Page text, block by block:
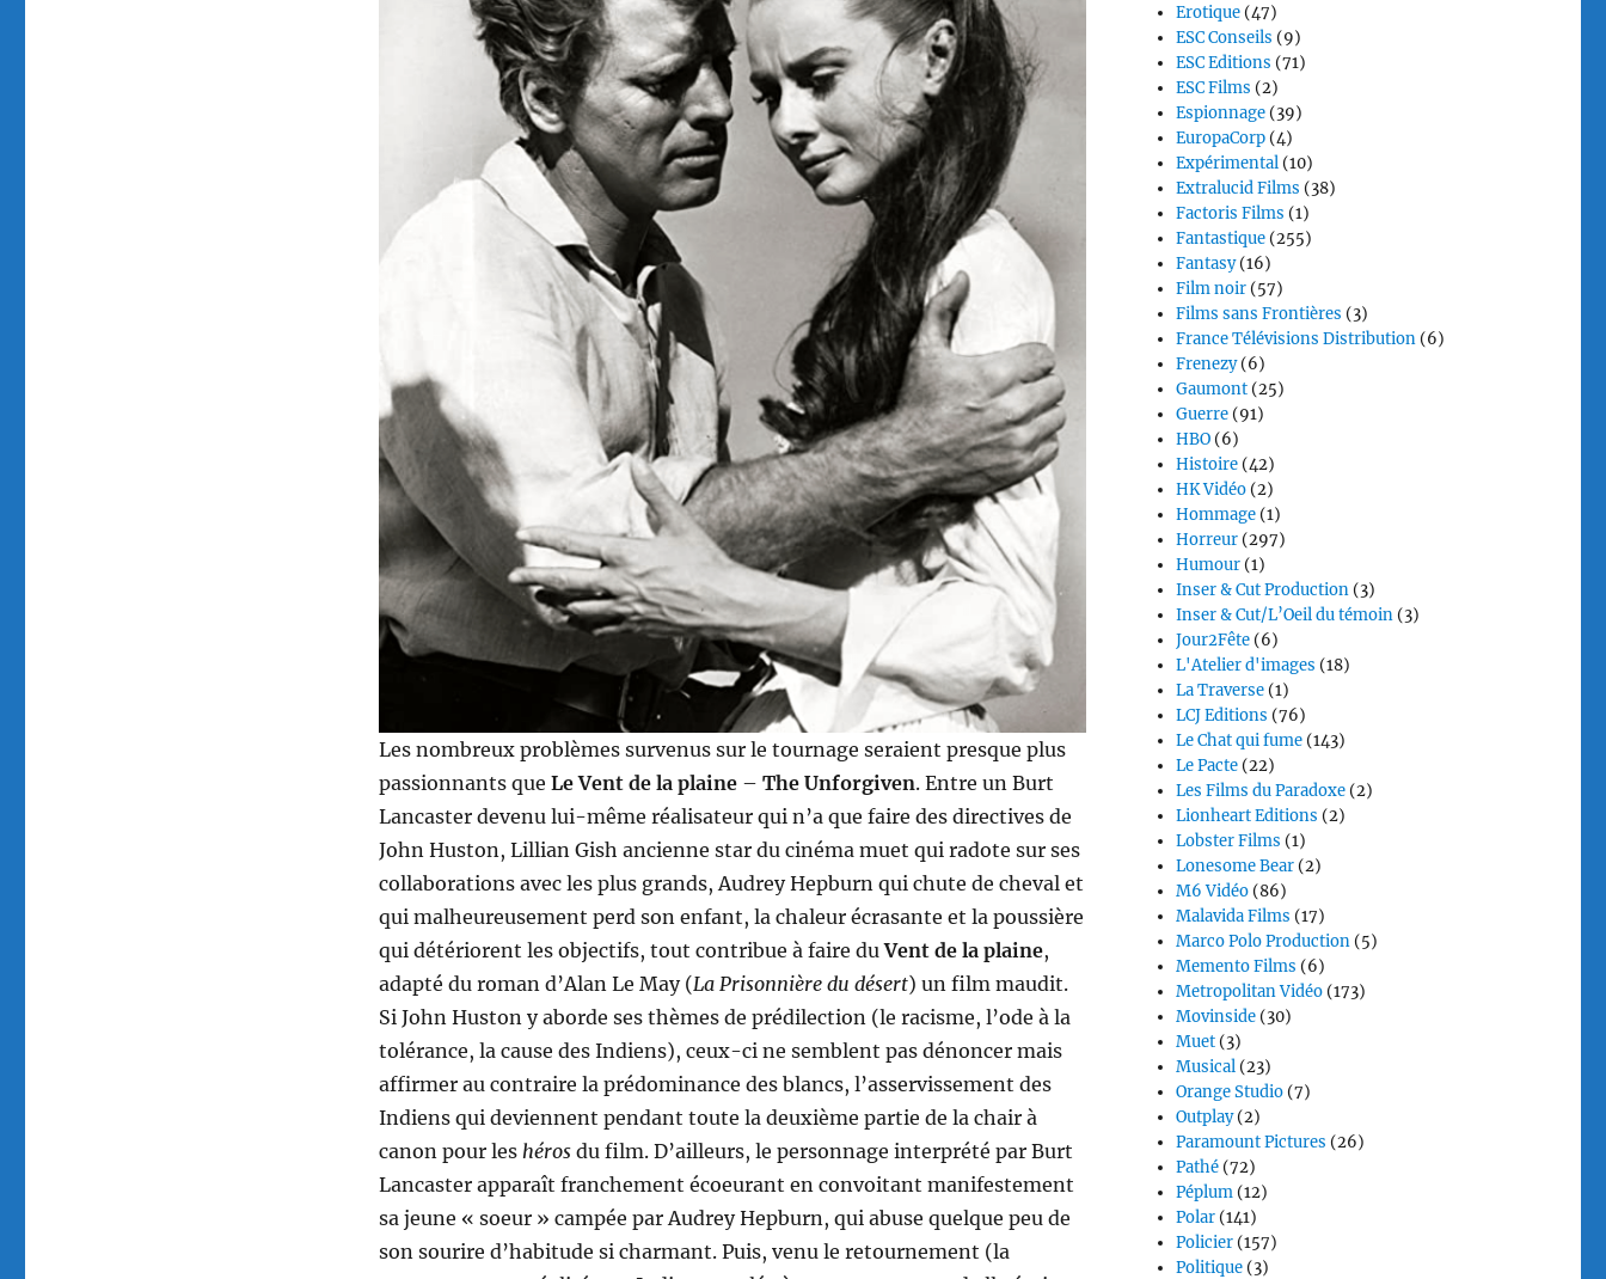
Les nombreux problèmes survenus sur le tournage seraient presque plus
passionnants que Le Vent de la plaine– The Unforgiven. Entre un Burt
Lancaster devenu lui-même réalisateur qui n’a que faire des directives de
John Huston, Lillian Gish ancienne star du cinéma muet qui radote sur ses
collaborations avec les plus grands, Audrey Hepburn qui chute de cheval et
qui malheureusement perd son enfant, la chaleur écrasante et la poussière
qui détériorent les objectifs, tout contribue à faire duVent de la plaine,
adapté du roman d’Alan Le May (La Prisonnière du désert) un film maudit.
Si John Huston y aborde ses thèmes de prédilection (le racisme, l’ode à la
tolérance, la cause des Indiens), ceux-ci ne semblent pas dénoncer mais
affirmer au contraire la prédominance des blancs, l’asservissement des
Indiens qui deviennent pendant toute la deuxième partie de la chair à
canon pour les hérosdu film. D’ailleurs, le personnage interprété par Burt
Lancaster apparaît franchement écoeurant en convoitant manifestement
sa jeune « soeur » campée par Audrey Hepburn, qui abuse quelque peu de
son sourire d’habitude si charmant. Puis, venu le retournement (la
Erotique (47)
ESC Conseils (9)
ESC Editions (71)
ESC Films (2)
Espionnage (39)
EuropaCorp (4)
Expérimental (10)
Extralucid Films (38)
Factoris Films (1)
Fantastique (255)
Fantasy(16)
Film noir (57)
Films sans Frontières (3)
France Télévisions Distribution (6)
Frenezy(6)
Gaumont (25)
Guerre (91)
HBO (6)
Histoire (42)
HK Vidéo (2)
Hommage (1)
Horreur (297)
Humour (1)
Inser & Cut Production (3)
Inser & Cut/L’Oeil du témoin (3)
Jour2Fête (6)
L'Atelier d'images (18)
La Traverse (1)
LCJ Editions (76)
Le Chat qui fume (143)
Le Pacte (22)
Les Films du Paradoxe (2)
Lionheart Editions (2)
Lobster Films (1)
Lonesome Bear (2)
M6 Vidéo (86)
Malavida Films (17)
Marco Polo Production (5)
Memento Films (6)
Metropolitan Vidéo (173)
Movinside (30)
Muet (3)
Musical (23)
Orange Studio (7)
Outplay(2)
Paramount Pictures (26)
Pathé (72)
Péplum (12)
Polar (141)
Policier (157)
Politique (3)